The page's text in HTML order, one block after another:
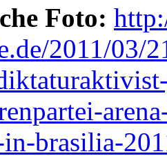
Foto:
2011/03/
brasilia-